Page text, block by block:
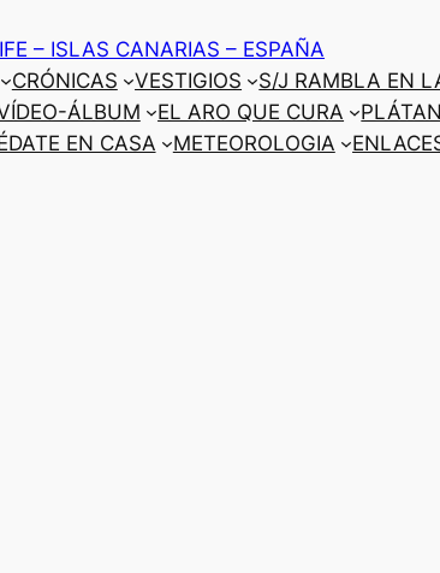
– ISLAS CANARIAS – ESPAÑA
CRÓNICAS VESTIGIOS S/J RAMBLA EN
ÁLBUM EL ARO QUE CURA
EN CASA METEOROLOGIA